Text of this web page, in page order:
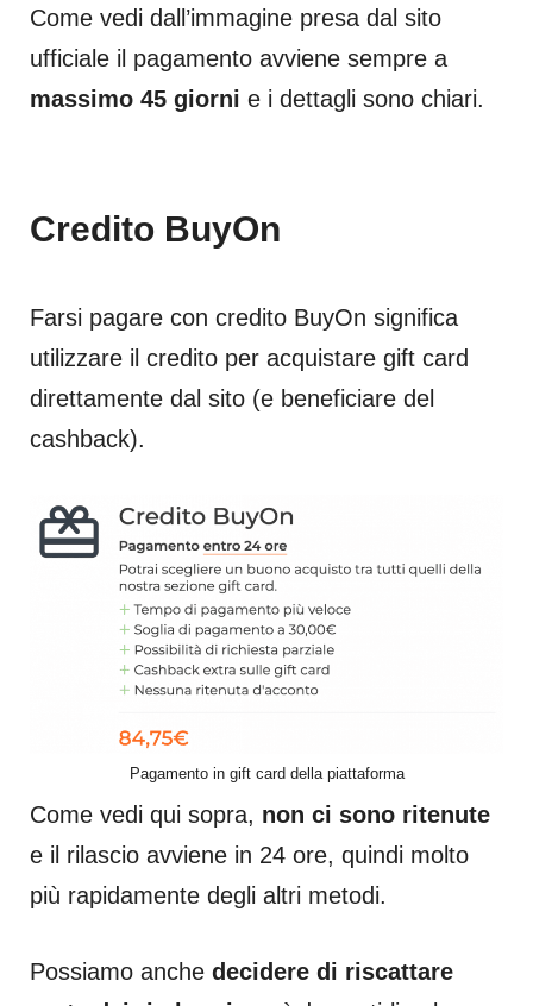
Come vedi dall’immagine presa dal sito
ufficiale il pagamento avviene sempre a
massimo 45 giorni e i dettagli sono chiari.
Credito BuyOn
Farsi pagare con credito BuyOn significa
utilizzare il credito per acquistare gift card
direttamente dal sito (e beneficiare del
cashback).
Pagamento in gift card della piattaforma
Come vedi qui sopra, non ci sono ritenute
e il rilascio avviene in 24 ore, quindi molto
più rapidamente degli altri metodi.
Possiamo anche decidere di riscattare